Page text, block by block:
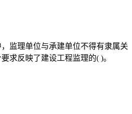
监理单位与承建单位不得有隶属关
求反映了建设工程监理的( )。